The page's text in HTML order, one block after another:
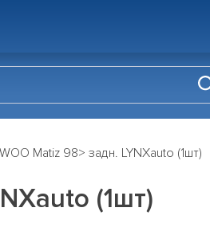
Matiz 98> задн. LYNXauto (1шт)
(1шт)